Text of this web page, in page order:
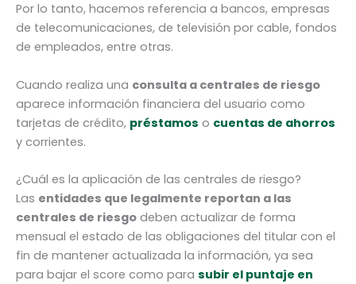
Por lo tanto, hacemos referencia a bancos, empresas
de telecomunicaciones, de televisión por cable, fondos
de empleados, entre otras.
Cuando realiza una consulta a centrales de riesgo
aparece información financiera del usuario como
tarjetas de crédito, préstamos o cuentas de ahorros
y corrientes.
¿Cuál es la aplicación de las centrales de riesgo?
Las entidades que legalmente reportan a las
centrales de riesgo deben actualizar de forma
mensual el estado de las obligaciones del titular con el
fin de mantener actualizada la información, ya sea
para bajar el score como para subir el puntaje en